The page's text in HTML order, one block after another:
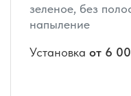
зеленое, без
напыление
Установка от 6